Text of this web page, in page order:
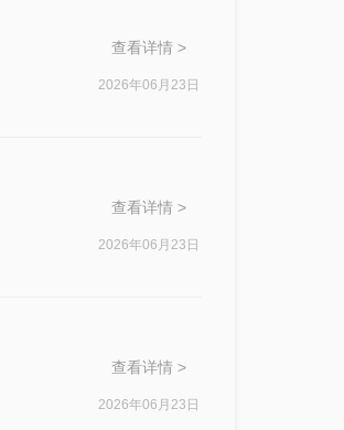
查看详情 >
2026年06月23日
查看详情 >
2026年06月23日
查看详情 >
2026年06月23日